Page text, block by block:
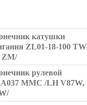
катушки
ZL01-18-100 TW
ZM/
рулевой
MMC /LH V87W,